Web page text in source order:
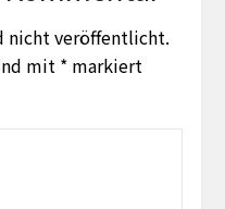
nicht veröffentlicht.
mit *markiert